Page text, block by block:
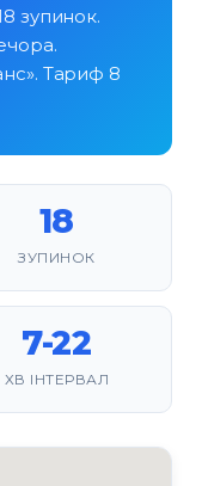
зупинок.
Тариф 8
18
ЗУПИНОК
7-22
ХВ ІНТЕРВАЛ